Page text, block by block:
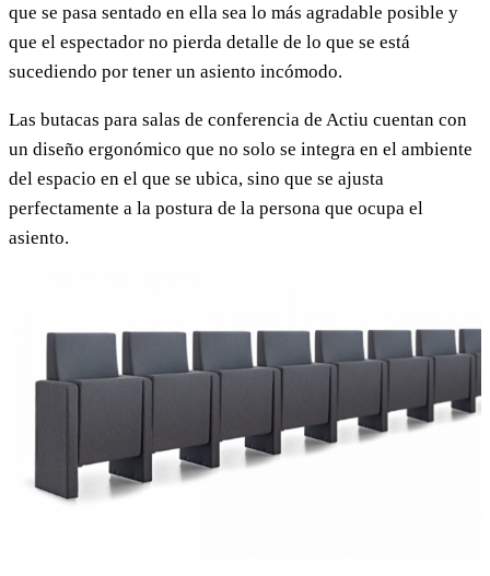
que se pasa sentado en ella sea lo más agradable posible y
que el espectador no pierda detalle de lo que se está
sucediendo por tener un asiento incómodo.
Las butacas para salas de conferencia de Actiu cuentan con
un diseño ergonómico que no solo se integra en el ambiente
del espacio en el que se ubica, sino que se ajusta
perfectamente a la postura de la persona que ocupa el
asiento.